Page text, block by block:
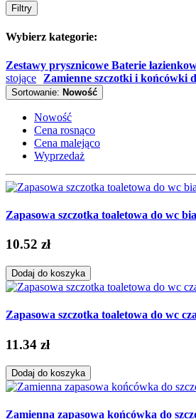
Filtry
Wybierz kategorie:
Zestawy prysznicowe Baterie
stojące
Zamienne szczotki i końcówki
Sortowanie: Nowość
Nowość
Cena rosnąco
Cena malejąco
Wyprzedaż
Zapasowa szczotka toaletowa do wc
10.52 zł
Dodaj do koszyka
Zapasowa szczotka toaletowa do wc
11.34 zł
Dodaj do koszyka
Zamienna zapasowa końcówka do